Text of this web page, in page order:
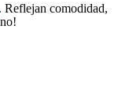
. Reflejan comodidad,